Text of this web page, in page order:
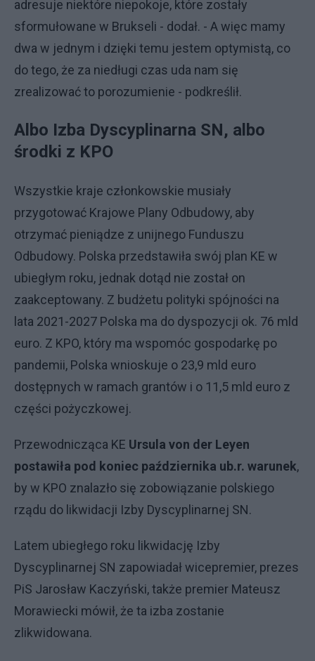
adresuje niektóre niepokoje, które zostały
sformułowane w Brukseli - dodał. - A więc mamy
dwa w jednym i dzięki temu jestem optymistą, co
do tego, że za niedługi czas uda nam się
zrealizować to porozumienie - podkreślił.
Albo Izba Dyscyplinarna SN, albo
środki z KPO
Wszystkie kraje członkowskie musiały
przygotować Krajowe Plany Odbudowy, aby
otrzymać pieniądze z unijnego Funduszu
Odbudowy. Polska przedstawiła swój plan KE w
ubiegłym roku, jednak dotąd nie został on
zaakceptowany. Z budżetu polityki spójności na
lata 2021-2027 Polska ma do dyspozycji ok. 76 mld
euro. Z KPO, który ma wspomóc gospodarkę po
pandemii, Polska wnioskuje o 23,9 mld euro
dostępnych w ramach grantów i o 11,5 mld euro z
części pożyczkowej.
Przewodnicząca KE Ursula von der Leyen
postawiła pod koniec października ub.r. warunek,
by w KPO znalazło się zobowiązanie polskiego
rządu do likwidacji Izby Dyscyplinarnej SN.
Latem ubiegłego roku likwidację Izby
Dyscyplinarnej SN zapowiadał wicepremier, prezes
PiS Jarosław Kaczyński, także premier Mateusz
Morawiecki mówił, że ta izba zostanie
zlikwidowana.